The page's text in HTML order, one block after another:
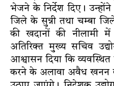
भेजने के निर्देश दिए।
जिले के सुन्नी तथा चम्बा
की खदानों की नीलामी
अतिरिक्त मुख्य सचिव
आश्वासन दिया कि
करने के अलावा अवैध खनन